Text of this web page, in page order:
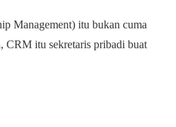
Management) itu bukan cuma
CRM itu sekretaris pribadi buat